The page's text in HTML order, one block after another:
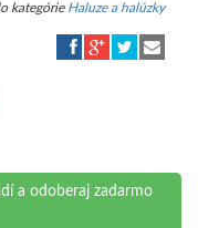
kategórie Haluze a halúzky
a odoberaj zadarmo